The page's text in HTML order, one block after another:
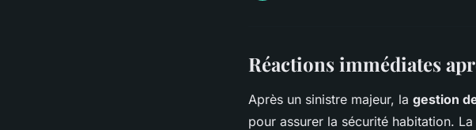
Réactions immédiates
Après un sinistre majeur, la gestion
pour assurer la sécurité habitation.